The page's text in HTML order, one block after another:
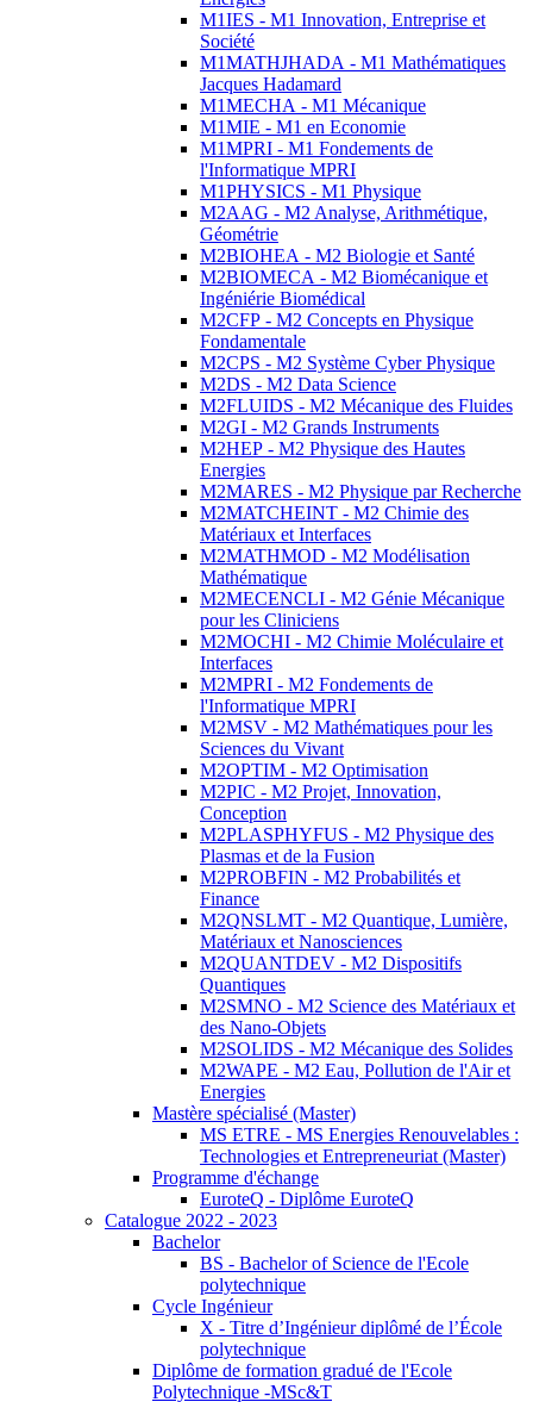
M1IES - M1 Innovation, Entreprise et
Société
M1MATHJHADA - M1 Mathématiques
Jacques Hadamard
M1MECHA - M1 Mécanique
M1MIE - M1 en Economie
M1MPRI - M1 Fondements de
l'Informatique MPRI
M1PHYSICS - M1 Physique
M2AAG - M2 Analyse, Arithmétique,
Géométrie
M2BIOHEA - M2 Biologie et Santé
M2BIOMECA - M2 Biomécanique et
Ingéniérie Biomédical
M2CFP - M2 Concepts en Physique
Fondamentale
M2CPS - M2 Système Cyber Physique
M2DS - M2 Data Science
M2FLUIDS - M2 Mécanique des Fluides
M2GI - M2 Grands Instruments
M2HEP - M2 Physique des Hautes
Energies
M2MARES - M2 Physique par Recherche
M2MATCHEINT - M2 Chimie des
Matériaux et Interfaces
M2MATHMOD - M2 Modélisation
Mathématique
M2MECENCLI - M2 Génie Mécanique
pour les Cliniciens
M2MOCHI - M2 Chimie Moléculaire et
Interfaces
M2MPRI - M2 Fondements de
l'Informatique MPRI
M2MSV - M2 Mathématiques pour les
Sciences du Vivant
M2OPTIM - M2 Optimisation
M2PIC - M2 Projet, Innovation,
Conception
M2PLASPHYFUS - M2 Physique des
Plasmas et de la Fusion
M2PROBFIN - M2 Probabilités et
Finance
M2QNSLMT - M2 Quantique, Lumière,
Matériaux et Nanosciences
M2QUANTDEV - M2 Dispositifs
Quantiques
M2SMNO - M2 Science des Matériaux et
des Nano-Objets
M2SOLIDS - M2 Mécanique des Solides
M2WAPE - M2 Eau, Pollution de l'Air et
Energies
Mastère spécialisé (Master)
MS ETRE - MS Energies Renouvelables :
Technologies et Entrepreneuriat (Master)
Programme d'échange
EuroteQ - Diplôme EuroteQ
Catalogue 2022 - 2023
Bachelor
BS - Bachelor of Science de l'Ecole
polytechnique
Cycle Ingénieur
X - Titre d’Ingénieur diplômé de l’École
polytechnique
Diplôme de formation gradué de l'Ecole
Polytechnique -MSc&T